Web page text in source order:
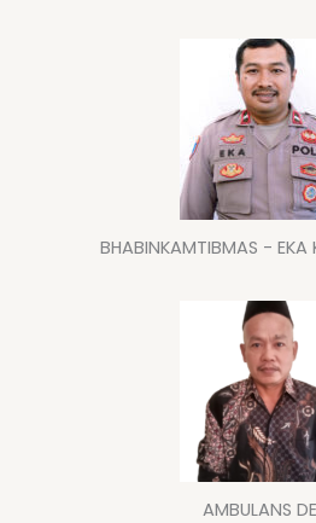
BHABINKAMTIBMAS - EKA
AMBULANS